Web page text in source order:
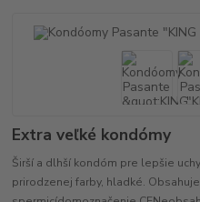
Extra veľké kondómy
Širší a dlhší kondóm pre lepšie
prirodzenej farby, hladké.